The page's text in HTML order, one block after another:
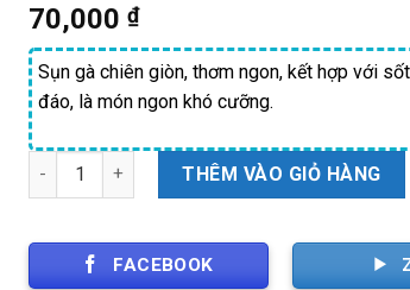
70,000₫
Sụn gà chiên giòn, thơm ngon, kết hợp với
đáo, là món ngon khó cưỡng.
Số lượng THÊM VÀO GIỎ HÀNG
FACEBOOK